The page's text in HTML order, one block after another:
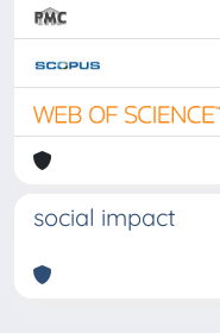
social impact